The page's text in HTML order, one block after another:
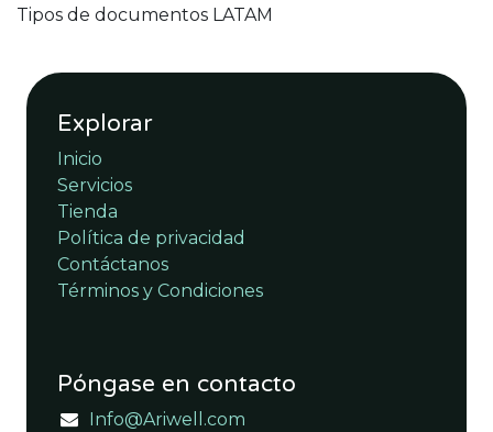
Tipos de documentos LATAM
Explorar
Inicio
Servicios
Tienda
Política de privacidad
Contáctanos
Términos y Condiciones
Póngase en contacto
Info@Ariwell.com